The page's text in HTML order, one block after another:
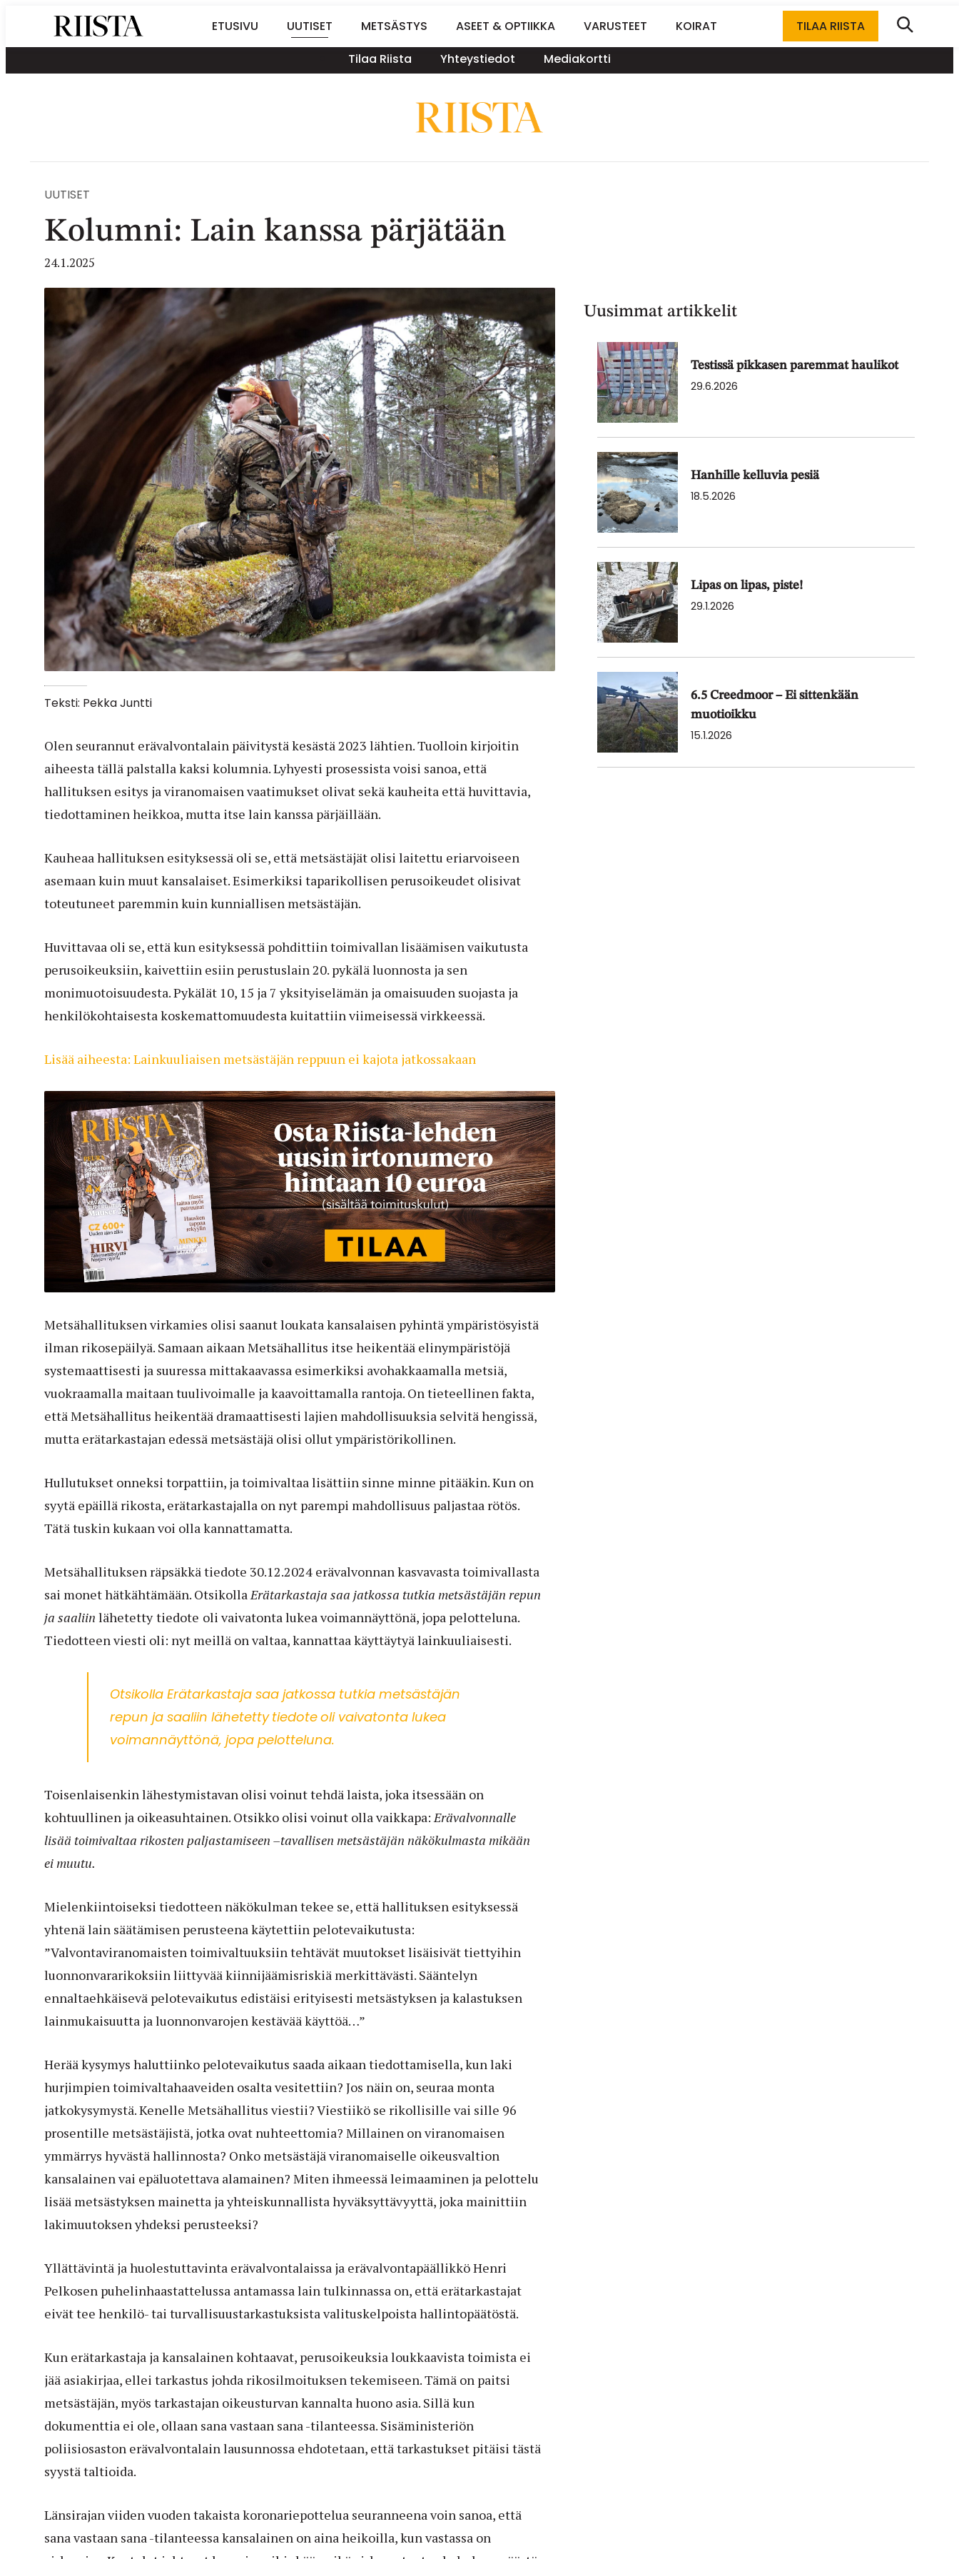
sisältöön
Riistalehti.fi
Metsästyksen
erikoislehti
ETUSIVU UUTISET METSÄSTYS ASEET & OPTIIKKA VARUSTEET KOIRAT
TILAA RIISTA
Tilaa Riista
Yhteystiedot Mediakortti
UUTISET
Kolumni: Lain kanssa pärjätään
24.1.2025
Teksti: Pekka Juntti
Olen seurannut erävalvontalain päivitystä kesästä 2023 lähtien. Tuolloin kirjoitin
aiheesta tällä palstalla kaksi kolumnia. Lyhyesti prosessista voisi sanoa, että
hallituksen esitys ja viranomaisen vaatimukset olivat sekä kauheita että huvittavia,
tiedottaminen heikkoa, mutta itse lain kanssa pärjäillään.
Kauheaa hallituksen esityksessä oli se, että metsästäjät olisi laitettu eriarvoiseen
asemaan kuin muut kansalaiset. Esimerkiksi taparikollisen perusoikeudet olisivat
toteutuneet paremmin kuin kunniallisen metsästäjän.
Huvittavaa oli se, että kun esityksessä pohdittiin toimivallan lisäämisen vaikutusta
perusoikeuksiin, kaivettiin esiin perustuslain 20. pykälä luonnosta ja sen
monimuotoisuudesta. Pykälät 10, 15 ja 7 yksityiselämän ja omaisuuden suojasta ja
henkilökohtaisesta koskemattomuudesta kuitattiin viimeisessä virkkeessä.
Lisää aiheesta: Lainkuuliaisen metsästäjän reppuun ei kajota jatkossakaan
Metsähallituksen virkamies olisi saanut loukata kansalaisen pyhintä ympäristösyistä
ilman rikosepäilyä. Samaan aikaan Metsähallitus itse heikentää elinympäristöjä
systemaattisesti ja suuressa mittakaavassa esimerkiksi avohakkaamalla metsiä,
vuokraamalla maitaan tuulivoimalle ja kaavoittamalla rantoja. On tieteellinen fakta,
että Metsähallitus heikentää dramaattisesti lajien mahdollisuuksia selvitä hengissä,
mutta erätarkastajan edessä metsästäjä olisi ollut ympäristörikollinen.
Hullutukset onneksi torpattiin, ja toimivaltaa lisättiin sinne minne pitääkin. Kun on
syytä epäillä rikosta, erätarkastajalla on nyt parempi mahdollisuus paljastaa rötös.
Tätä tuskin kukaan voi olla kannattamatta.
Metsähallituksen räpsäkkä tiedote 30.12.2024 erävalvonnan kasvavasta toimivallasta
sai monet hätkähtämään. Otsikolla Erätarkastaja saa jatkossa tutkia metsästäjän repun
ja saaliin lähetetty tiedote oli vaivatonta lukea voimannäyttönä, jopa pelotteluna.
Tiedotteen viesti oli: nyt meillä on valtaa, kannattaa käyttäytyä lainkuuliaisesti.
Otsikolla Erätarkastaja saa jatkossa tutkia metsästäjän
repun ja saaliin lähetetty tiedoteoli vaivatonta lukea
voimannäyttönä, jopa pelotteluna.
Toisenlaisenkin lähestymistavan olisi voinut tehdä laista, joka itsessään on
kohtuullinen ja oikeasuhtainen. Otsikko olisi voinut olla vaikkapa: Erävalvonnalle
lisää toimivaltaa rikosten paljastamiseen –tavallisen metsästäjän näkökulmasta mikään
ei muutu.
Mielenkiintoiseksi tiedotteen näkökulman tekee se, että hallituksen esityksessä
yhtenä lain säätämisen perusteena käytettiin pelotevaikutusta:
”Valvontaviranomaisten toimivaltuuksiin tehtävät muutokset lisäisivät tiettyihin
luonnonvararikoksiin liittyvää kiinnijäämisriskiä merkittävästi. Sääntelyn
ennaltaehkäisevä pelotevaikutus edistäisi erityisesti metsästyksen ja kalastuksen
lainmukaisuutta ja luonnonvarojen kestävää käyttöä…”
Herää kysymys haluttiinko pelotevaikutus saada aikaan tiedottamisella, kun laki
hurjimpien toimivaltahaaveiden osalta vesitettiin? Jos näin on, seuraa monta
jatkokysymystä. Kenelle Metsähallitus viestii? Viestiikö se rikollisille vai sille 96
prosentille metsästäjistä, jotka ovat nuhteettomia? Millainen on viranomaisen
ymmärrys hyvästä hallinnosta? Onko metsästäjä viranomaiselle oikeusvaltion
kansalainen vai epäluotettava alamainen? Miten ihmeessä leimaaminen ja pelottelu
lisää metsästyksen mainetta ja yhteiskunnallista hyväksyttävyyttä, joka mainittiin
lakimuutoksen yhdeksi perusteeksi?
Yllättävintä ja huolestuttavinta erävalvontalaissa ja erävalvontapäällikkö Henri
Pelkosen puhelinhaastattelussa antamassa lain tulkinnassa on, että erätarkastajat
eivät tee henkilö- tai turvallisuustarkastuksista valituskelpoista hallintopäätöstä.
Kun erätarkastaja ja kansalainen kohtaavat, perusoikeuksia loukkaavista toimista ei
jää asiakirjaa, ellei tarkastus johda rikosilmoituksen tekemiseen. Tämä on paitsi
metsästäjän, myös tarkastajan oikeusturvan kannalta huono asia. Sillä kun
dokumenttia ei ole, ollaan sana vastaan sana -tilanteessa. Sisäministeriön
poliisiosaston erävalvontalain lausunnossa ehdotetaan, että tarkastukset pitäisi tästä
syystä taltioida.
Länsirajan viiden vuoden takaista koronariepottelua seuranneena voin sanoa, että
sana vastaan sana -tilanteessa kansalainen on aina heikoilla, kun vastassa on
Uusimmat artikkelit
Testissä pikkasen paremmat haulikot
29.6.2026
Hanhille kelluvia pesiä
18.5.2026
Lipas on lipas, piste!
29.1.2026
6.5 Creedmoor – Ei sittenkään
muotioikku
15.1.2026